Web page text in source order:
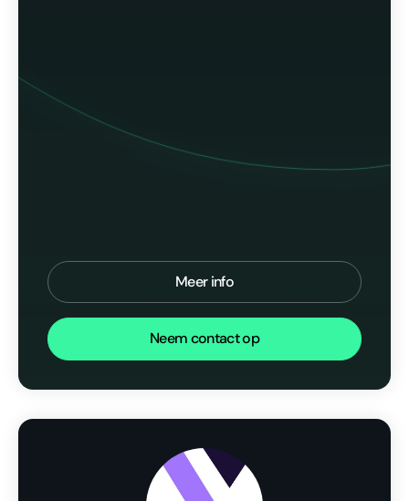
Meer info
Neem contact op